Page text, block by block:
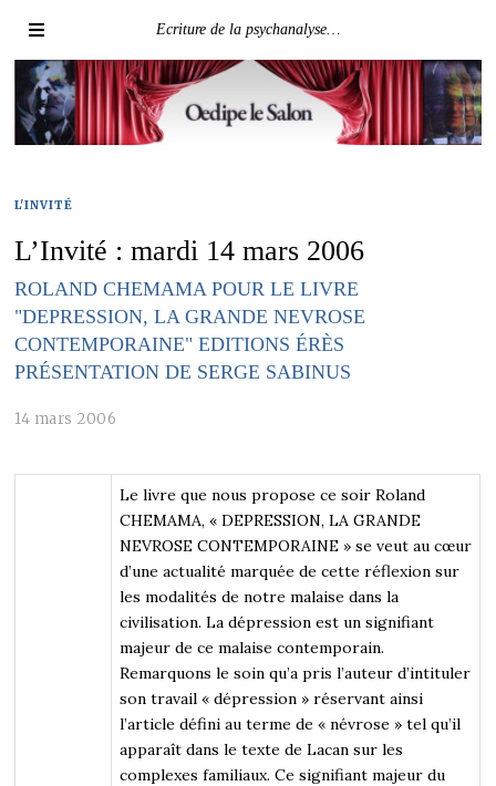
Ecriture de la psychanalyse…
L'INVITÉ
L’Invité : mardi 14 mars 2006
ROLAND CHEMAMA POUR LE LIVRE
"DEPRESSION, LA GRANDE NEVROSE
CONTEMPORAINE" EDITIONS ÉRÈS
PRÉSENTATION DE SERGE SABINUS
14 mars 2006
Le livre que nous propose ce soir Roland
CHEMAMA, « DEPRESSION, LA GRANDE
NEVROSE CONTEMPORAINE » se veut au cœur
d’une actualité marquée de cette réflexion sur
les modalités de notre malaise dans la
civilisation. La dépression est un signifiant
majeur de ce malaise contemporain.
Remarquons le soin qu’a pris l’auteur d’intituler
son travail « dépression » réservant ainsi
l’article défini au terme de « névrose » tel qu’il
apparaît dans le texte de Lacan sur les
complexes familiaux. Ce signifiant majeur du